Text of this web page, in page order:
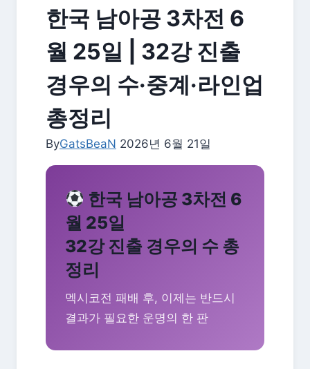
한국 남아공 3차전 6
월 25일 | 32강 진출
경우의 수·중계·라인업
총정리
ByGatsBeaN 2026년 6월 21일
한국 남아공 3차전 6
월 25일
32강 진출 경우의 수 총
정리
멕시코전 패배 후, 이제는 반드시
결과가 필요한 운명의 한 판